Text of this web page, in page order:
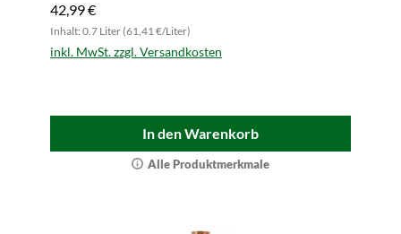
42,99 €
Inhalt: 0.7 Liter (61,41 €/Liter)
inkl. MwSt. zzgl. Versandkosten
In den Warenkorb
Alle Produktmerkmale